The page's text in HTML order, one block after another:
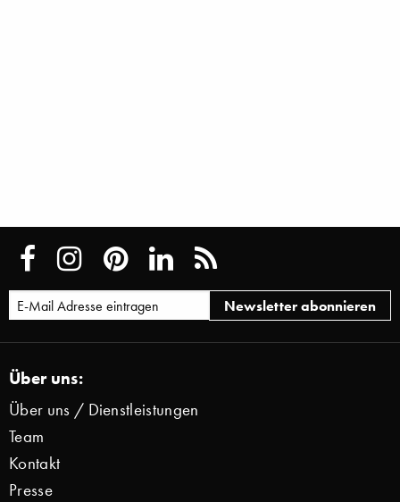
Über uns:
Über uns / Dienstleistungen
Team
Kontakt
Presse